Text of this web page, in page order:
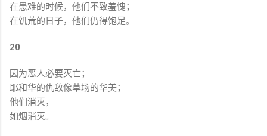
在患难的时候，他们不致羞愧；
在饥荒的日子，他们仍得饱足。
20
因为恶人必要灭亡；
耶和华的仇敌像草场的华美；
他们消灭，
如烟消灭。